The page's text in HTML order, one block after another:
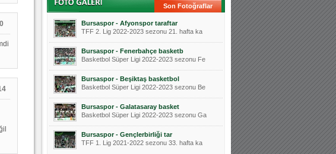
Son Fotoğraflar
Bursaspor - Afyonspor taraftar
TFF 2. Lig 2022-2023 sezonu 21. hafta ka
Bursaspor - Fenerbahçe basketb
Basketbol Süper Ligi 2022-2023 sezonu Fe
Bursaspor - Beşiktaş basketbol
Basketbol Süper Ligi 2022-2023 sezonu Be
Bursaspor - Galatasaray basket
Basketbol Süper Ligi 2022-2023 sezonu Ga
Bursaspor - Gençlerbirliği tar
TFF 1. Lig 2021-2022 sezonu 33. hafta ka